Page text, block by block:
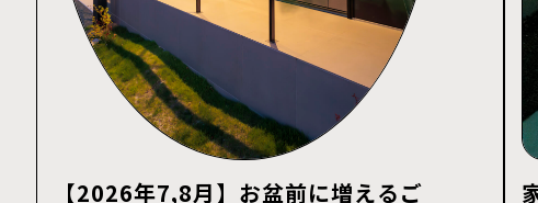
【2026年7,8月】お盆前に増えるご